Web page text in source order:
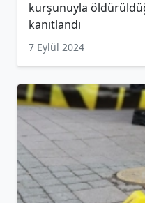
kurşunuyla
kanıtlandı
7 Eylül 2024